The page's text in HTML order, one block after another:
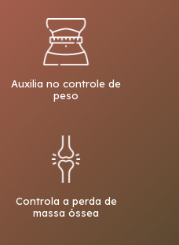
Auxilia no controle de
peso
Controla a perda de
massa óssea